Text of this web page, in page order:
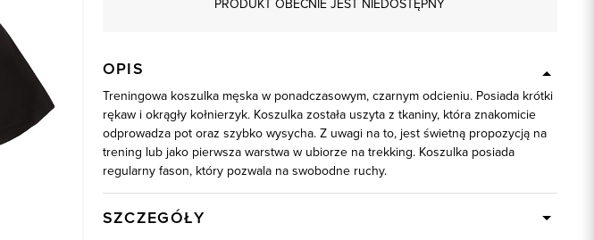
PRODUKT OBECNIE JEST NIEDOSTĘPNY
OPIS
Treningowa koszulka męska w ponadczasowym, czarnym odcieniu. Posiada krótki
rękaw i okrągły kołnierzyk. Koszulka została uszyta z tkaniny, która znakomicie
odprowadza pot oraz szybko wysycha. Z uwagi na to, jest świetną propozycją na
trening lub jako pierwsza warstwa w ubiorze na trekking. Koszulka posiada
regularny fason, który pozwala na swobodne ruchy.
SZCZEGÓŁY